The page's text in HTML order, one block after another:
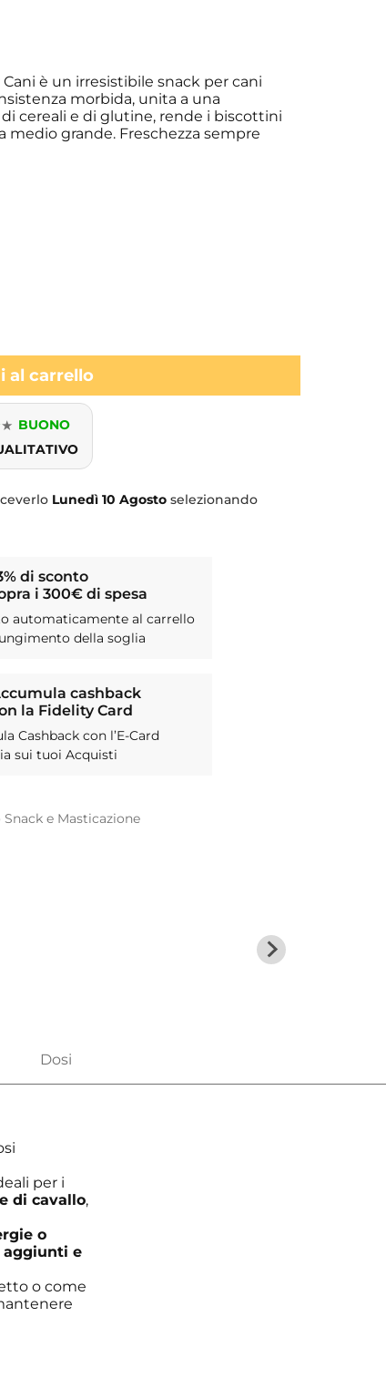
è un irresistibile snack per cani
morbida, unita a una
cereali e di glutine, rende i biscottini
grande. Freschezza sempre
al carrello
★ BUONO
Lunedì 10 Agostoselezionando
di sconto
i 300€ di spesa
automaticamente al carrello
della soglia
cashback
la Fidelity Card
Cashback con l’E-Card
sui tuoi Acquisti
Snack e Masticazione
per i
di cavallo,
o
aggiunti e
o come